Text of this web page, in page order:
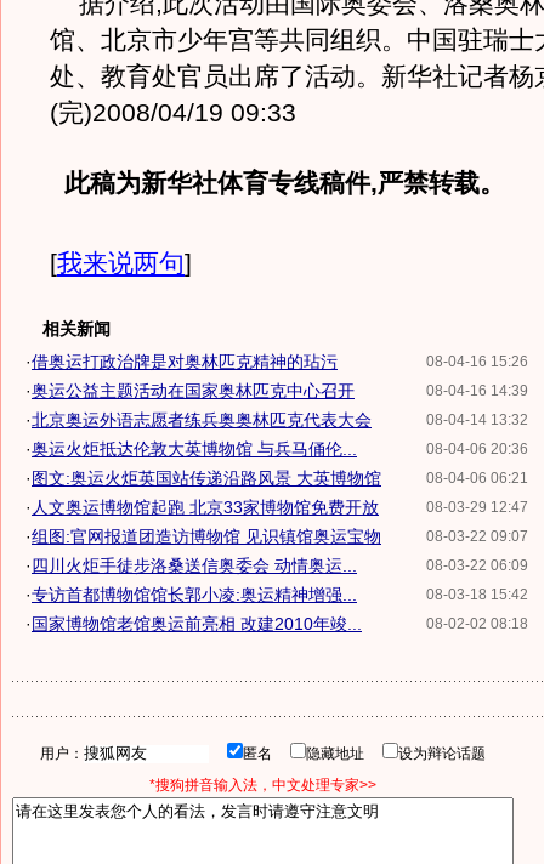
馆、北京市少年宫等共同组织。中国驻瑞士
处、教育处官员出席了活动。新华社记者杨
(完)2008/04/19 09:33
此稿为新华社体育专线稿件,严禁转载。
[我来说两句]
相关新闻
08-04-16 15:26
·借奥运打政治牌是对奥林匹克精神的玷污
08-04-16 14:39
·奥运公益主题活动在国家奥林匹克中心召开
08-04-14 13:32
·北京奥运外语志愿者练兵奥奥林匹克代表大会
08-04-06 20:36
·奥运火炬抵达伦敦大英博物馆 与兵马俑伦...
08-04-06 06:21
·图文:奥运火炬英国站传递沿路风景 大英博物馆
08-03-29 12:47
· 人文奥运博物馆起跑 北京33家博物馆免费开放
08-03-22 09:07
·组图:官网报道团造访博物馆 见识镇馆奥运宝物
08-03-22 06:09
·四川火炬手徒步洛桑送信奥委会 动情奥运...
08-03-18 15:42
·专访首都博物馆馆长郭小凌:奥运精神增强...
08-02-02 08:18
·国家博物馆老馆奥运前亮相 改建2010年竣...
用户： 匿名 隐藏地址
设为辩论话题
*搜狗拼音输入法，中文处理专家>>